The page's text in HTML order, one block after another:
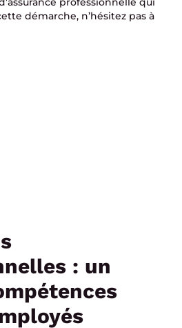
démarche, n’hésitez pas à
: un